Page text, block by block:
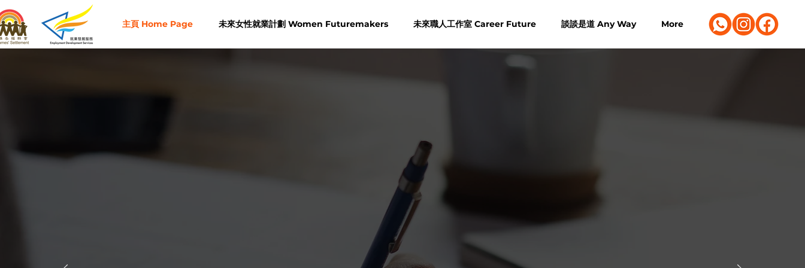
主頁 Home Page 未來女性就業計劃 Women Futuremakers 未來職人工作室 Career Future 談談是道 Any Way More
聖雅各福群會
就業發展服務